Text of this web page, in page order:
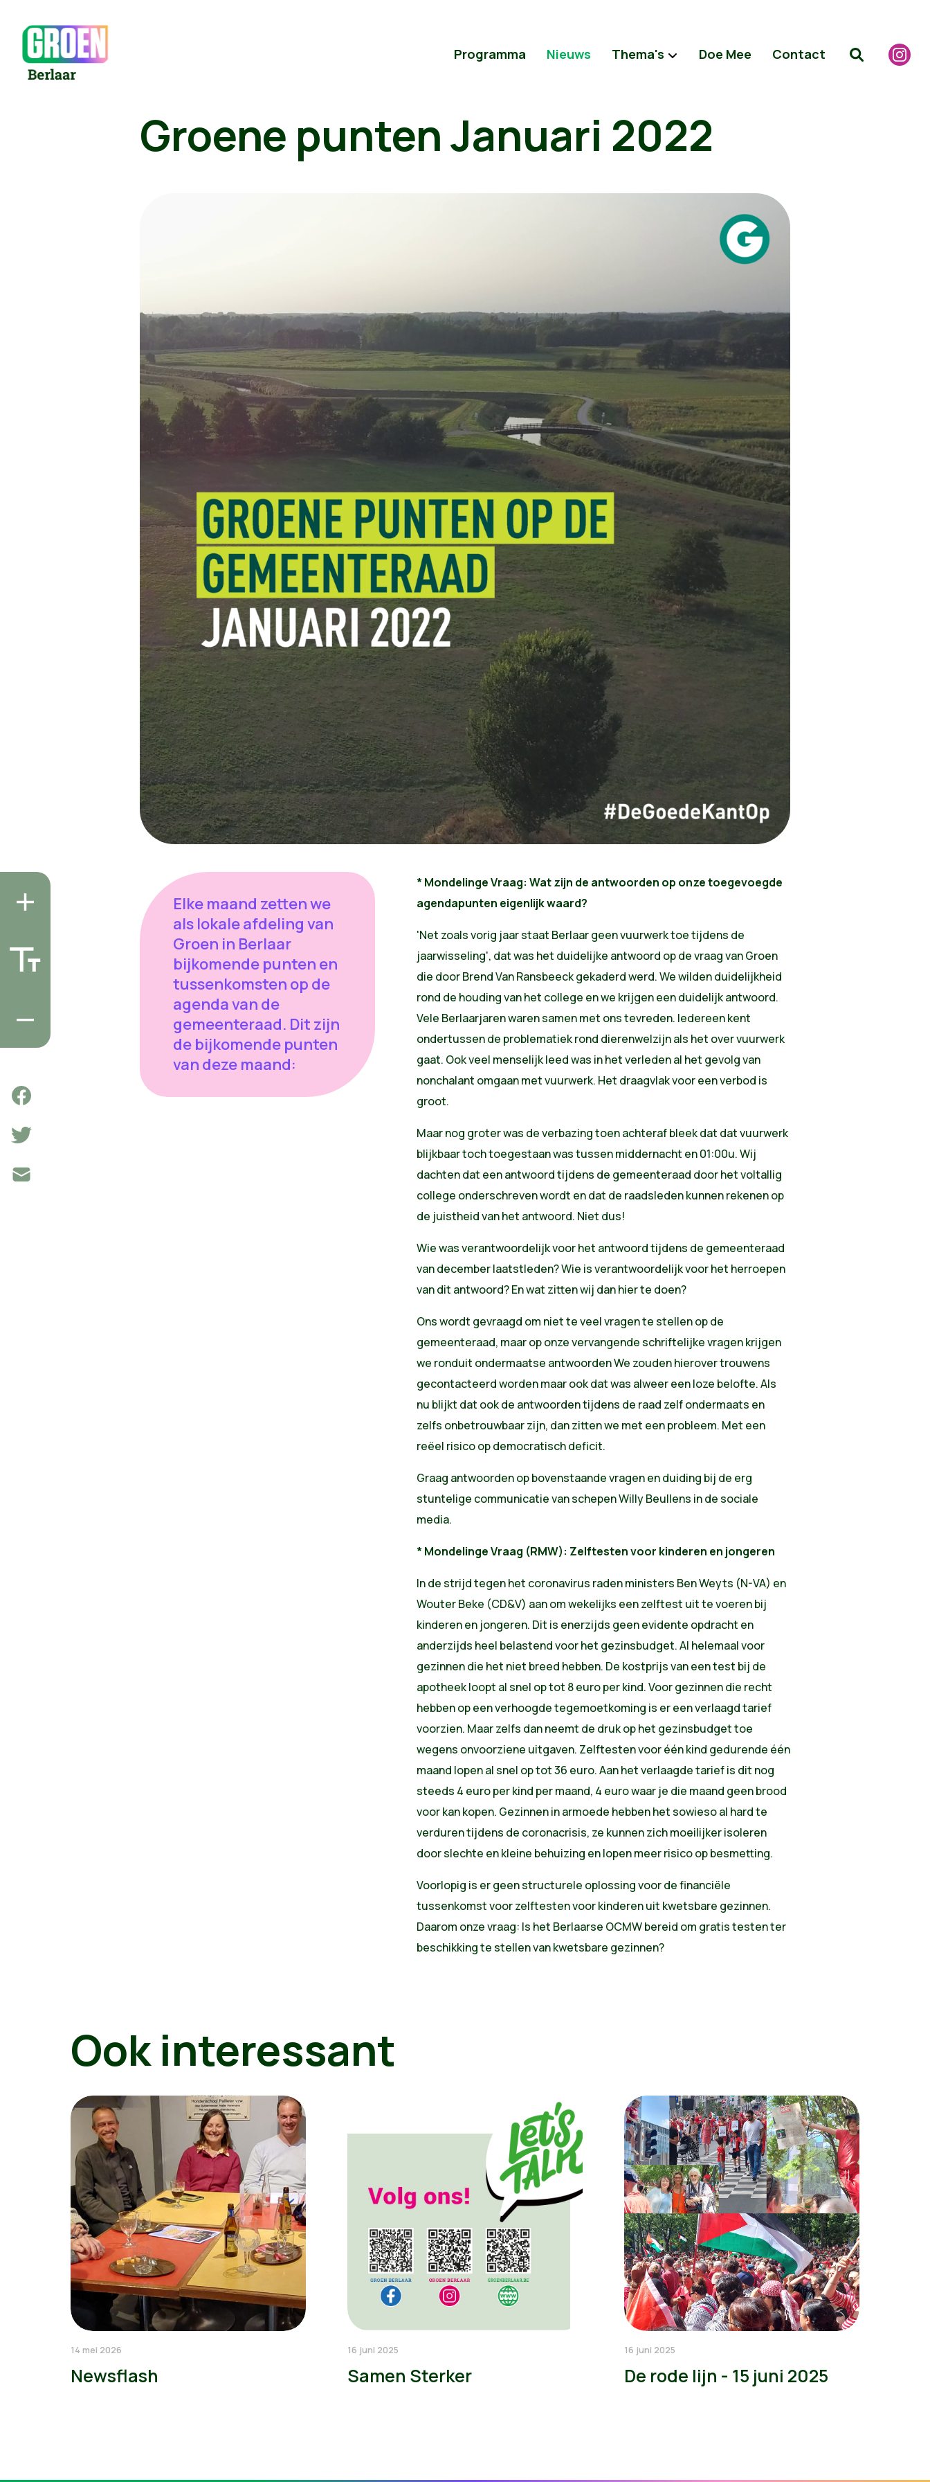
Programma Nieuws Thema's Doe Mee Contact
Groene punten Januari 2022
Elke maand zetten we
als lokale afdeling van
Groen in Berlaar
bijkomende punten en
tussenkomsten op de
agenda van de
gemeenteraad. Dit zijn
de bijkomende punten
van deze maand:
* Mondelinge Vraag: Wat zijn de antwoorden op onze toegevoegde
agendapunten eigenlijk waard?
'Net zoals vorig jaar staat Berlaar geen vuurwerk toe tijdens de
jaarwisseling', dat was het duidelijke antwoord op de vraag van Groen
die door Brend Van Ransbeeck gekaderd werd. We wilden duidelijkheid
rond de houding van het college en we krijgen een duidelijk antwoord.
Vele Berlaarjaren waren samen met ons tevreden. Iedereen kent
ondertussen de problematiek rond dierenwelzijn als het over vuurwerk
gaat. Ook veel menselijk leed was in het verleden al het gevolg van
nonchalant omgaan met vuurwerk. Het draagvlak voor een verbod is
groot.
Maar nog groter was de verbazing toen achteraf bleek dat dat vuurwerk
blijkbaar toch toegestaan was tussen middernacht en 01:00u. Wij
dachten dat een antwoord tijdens de gemeenteraad door het voltallig
college onderschreven wordt en dat de raadsleden kunnen rekenen op
de juistheid van het antwoord. Niet dus!
Wie was verantwoordelijk voor het antwoord tijdens de gemeenteraad
van december laatstleden? Wie is verantwoordelijk voor het herroepen
van dit antwoord? En wat zitten wij dan hier te doen?
Ons wordt gevraagd om niet te veel vragen te stellen op de
gemeenteraad, maar op onze vervangende schriftelijke vragen krijgen
we ronduit ondermaatse antwoorden We zouden hierover trouwens
gecontacteerd worden maar ook dat was alweer een loze belofte. Als
nu blijkt dat ook de antwoorden tijdens de raad zelf ondermaats en
zelfs onbetrouwbaar zijn, dan zitten we met een probleem. Met een
reëel risico op democratisch deficit.
Graag antwoorden op bovenstaande vragen en duiding bij de erg
stuntelige communicatie van schepen Willy Beullens in de sociale
media.
* Mondelinge Vraag (RMW): Zelftesten voor kinderen en jongeren
In de strijd tegen het coronavirus raden ministers Ben Weyts (N-VA) en
Wouter Beke (CD&V) aan om wekelijks een zelftest uit te voeren bij
kinderen en jongeren. Dit is enerzijds geen evidente opdracht en
anderzijds heel belastend voor het gezinsbudget. Al helemaal voor
gezinnen die het niet breed hebben. De kostprijs van een test bij de
apotheek loopt al snel op tot 8 euro per kind. Voor gezinnen die recht
hebben op een verhoogde tegemoetkoming is er een verlaagd tarief
voorzien. Maar zelfs dan neemt de druk op het gezinsbudget toe
wegens onvoorziene uitgaven. Zelftesten voor één kind gedurende één
maand lopen al snel op tot 36 euro. Aan het verlaagde tarief is dit nog
steeds 4 euro per kind per maand, 4 euro waar je die maand geen brood
voor kan kopen. Gezinnen in armoede hebben het sowieso al hard te
verduren tijdens de coronacrisis, ze kunnen zich moeilijker isoleren
door slechte en kleine behuizing en lopen meer risico op besmetting.
Voorlopig is er geen structurele oplossing voor de financiële
tussenkomst voor zelftesten voor kinderen uit kwetsbare gezinnen.
Daarom onze vraag: Is het Berlaarse OCMW bereid om gratis testen ter
beschikking te stellen van kwetsbare gezinnen?
Ook interessant
14 mei 2026
Newsflash
16 juni 2025
Samen Sterker
16 juni 2025
De rode lijn - 15 juni 2025